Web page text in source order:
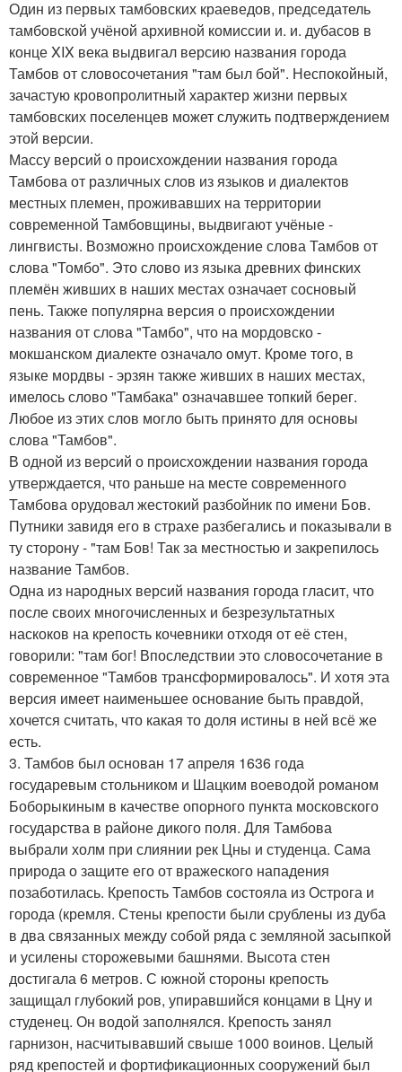
Один из первых тамбовских краеведов, председатель
тамбовской учёной архивной комиссии и. и. дубасов в
конце XIX века выдвигал версию названия города
Тамбов от словосочетания "там был бой". Неспокойный,
зачастую кровопролитный характер жизни первых
тамбовских поселенцев может служить подтверждением
этой версии.
Массу версий о происхождении названия города
Тамбова от различных слов из языков и диалектов
местных племен, проживавших на территории
современной Тамбовщины, выдвигают учёные -
лингвисты. Возможно происхождение слова Тамбов от
слова "Томбо". Это слово из языка древних финских
племён живших в наших местах означает сосновый
пень. Также популярна версия о происхождении
названия от слова "Тамбо", что на мордовско -
мокшанском диалекте означало омут. Кроме того, в
языке мордвы - эрзян также живших в наших местах,
имелось слово "Тамбака" означавшее топкий берег.
Любое из этих слов могло быть принято для основы
слова "Тамбов".
В одной из версий о происхождении названия города
утверждается, что раньше на месте современного
Тамбова орудовал жестокий разбойник по имени Бов.
Путники завидя его в страхе разбегались и показывали в
ту сторону - "там Бов! Так за местностью и закрепилось
название Тамбов.
Одна из народных версий названия города гласит, что
после своих многочисленных и безрезультатных
наскоков на крепость кочевники отходя от её стен,
говорили: "там бог! Впоследствии это словосочетание в
современное "Тамбов трансформировалось". И хотя эта
версия имеет наименьшее основание быть правдой,
хочется считать, что какая то доля истины в ней всё же
есть.
3. Тамбов был основан 17 апреля 1636 года
государевым стольником и Шацким воеводой романом
Боборыкиным в качестве опорного пункта московского
государства в районе дикого поля. Для Тамбова
выбрали холм при слиянии рек Цны и студенца. Сама
природа о защите его от вражеского нападения
позаботилась. Крепость Тамбов состояла из Острога и
города (кремля. Стены крепости были срублены из дуба
в два связанных между собой ряда с земляной засыпкой
и усилены сторожевыми башнями. Высота стен
достигала 6 метров. С южной стороны крепость
защищал глубокий ров, упиравшийся концами в Цну и
студенец. Он водой заполнялся. Крепость занял
гарнизон, насчитывавший свыше 1000 воинов. Целый
ряд крепостей и фортификационных сооружений был